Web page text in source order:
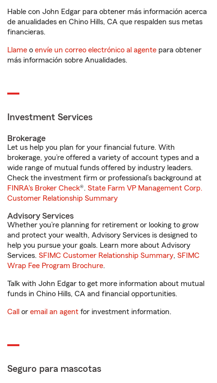
Hable con John Edgar para obtener más información acerca
de anualidades en Chino Hills, CA que respalden sus metas
financieras.
Llame o envíe un correo electrónico al agente para obtener
más información sobre Anualidades.
Investment Services
Brokerage
Let us help you plan for your financial future. With
brokerage, you’re offered a variety of account types and a
wide range of mutual funds offered by industry leaders.
Check the investment firm or professional’s background at
FINRA's Broker Check®. State Farm VP Management Corp.
Customer Relationship Summary
Advisory Services
Whether you’re planning for retirement or looking to grow
and protect your wealth, Advisory Services is designed to
help you pursue your goals. Learn more about Advisory
Services. SFIMC Customer Relationship Summary, SFIMC
Wrap Fee Program Brochure.
Talk with John Edgar to get more information about mutual
funds in Chino Hills, CA and financial opportunities.
Call or email an agent for investment information.
Seguro para mascotas